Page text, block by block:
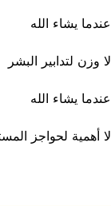
عندما يشاء الله
لا وزن لتدابير البشر
عندما يشاء الله
لا أهمية لحواجز